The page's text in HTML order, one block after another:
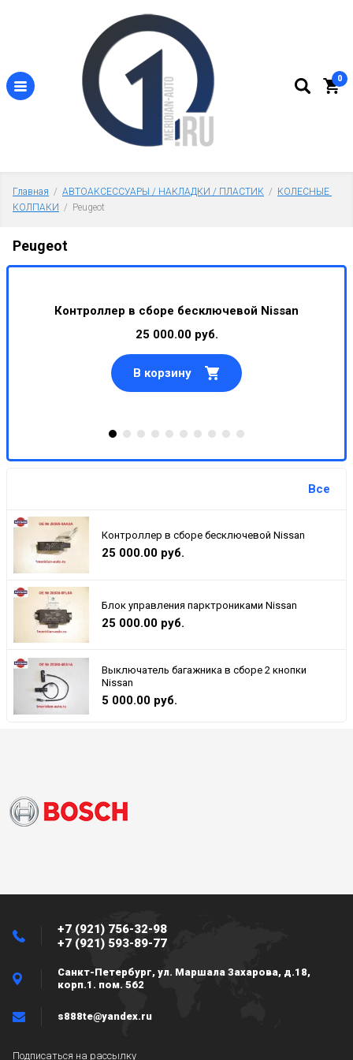
0
Главная
  /
АВТОАКСЕССУАРЫ / НАКЛАДКИ / ПЛАСТИК
  /
КОЛЕСНЫЕ
КОЛПАКИ
  /  Peugeot
Peugeot
Контроллер в сборе бесключевой Nissan
25 000.00 руб.
В корзину
Все
Контроллер в сборе бесключевой Nissan
25 000.00 руб.
Блок управления парктрониками Nissan
25 000.00 руб.
Выключатель багажника в сборе 2 кнопки
Nissan
5 000.00 руб.
+7 (921) 756-32-98
+7 (921) 593-89-77
Санкт-Петербург, ул. Маршала Захарова, д.18,
корп.1. пом. 562
s888te@yandex.ru
Подписаться на рассылку